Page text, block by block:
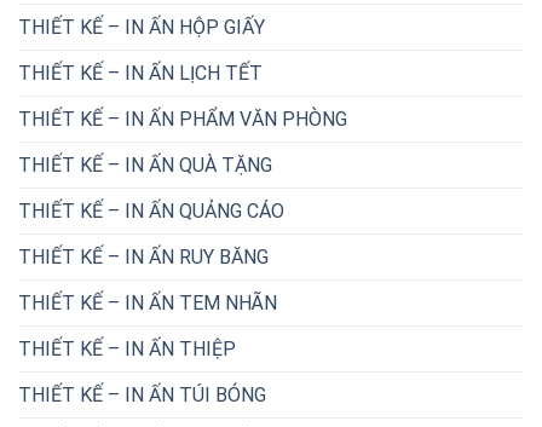
THIẾT KẾ – IN ẤN HỘP GIẤY
THIẾT KẾ – IN ẤN LỊCH TẾT
THIẾT KẾ – IN ẤN PHẨM VĂN PHÒNG
THIẾT KẾ – IN ẤN QUÀ TẶNG
THIẾT KẾ – IN ẤN QUẢNG CÁO
THIẾT KẾ – IN ẤN RUY BĂNG
THIẾT KẾ – IN ẤN TEM NHÃN
THIẾT KẾ – IN ẤN THIỆP
THIẾT KẾ – IN ẤN TÚI BÓNG